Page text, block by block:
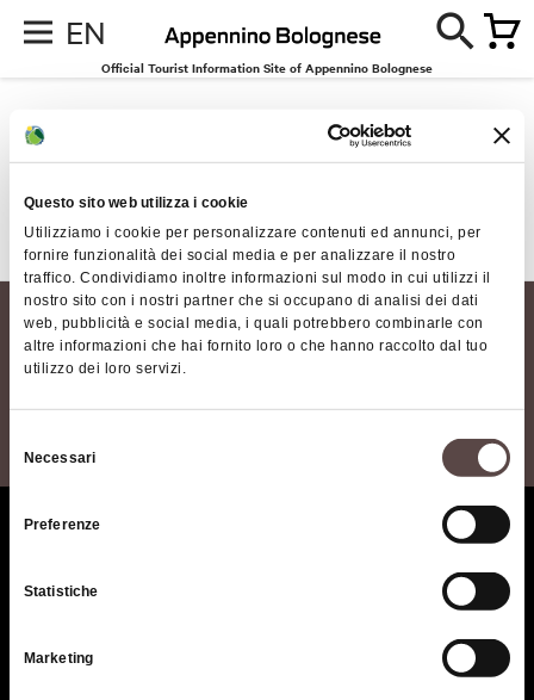
Questo sito web utilizza i cookie
Utilizziamo i cookie per personalizzare contenuti ed annunci, per
fornire funzionalità dei social media e per analizzare il nostro
traffico. Condividiamo inoltre informazioni sul modo in cui utilizzi il
nostro sito con i nostri partner che si occupano di analisi dei dati
web, pubblicità e social media, i quali potrebbero combinarle con
altre informazioni che hai fornito loro o che hanno raccolto dal tuo
utilizzo dei loro servizi.
delNecessari
Preferenze
Statistiche
Marketing
EN
Official Tourist Information Site of Appennino Bolognese
Events
No results for the request made
1
Who we are
Getting here
Bologna-Modena Tourist
Appennino Slow - viaggiatori